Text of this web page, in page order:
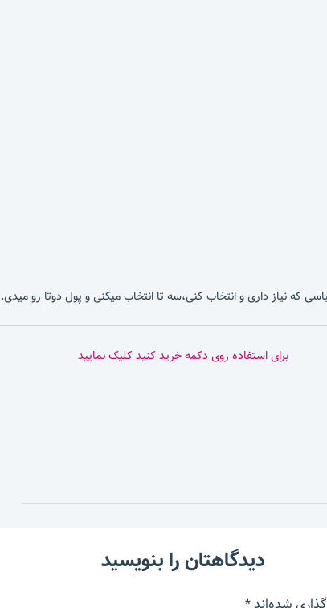
که نیاز داری و انتخاب کنی،سه تا انتخاب میکنی و پول دوتا رو میدی.
برای استفاده روی دکمه خرید کنید کلیک نمایید
دیدگاهتان را بنویسید